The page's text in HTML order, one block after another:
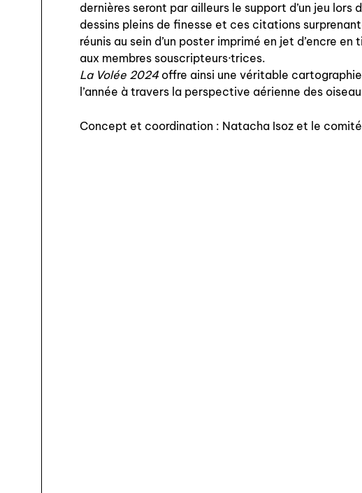
éditions d’artistes
publications
sonar/genève
portraits
engagement durable
dernières seront par ailleurs le support d’un jeu lors
dessins pleins de finesse et ces citations
réunis au sein d’un poster imprimé en jet d’encre
aux membres souscripteurs·trices.
La Volée 2024offre ainsi une véritable
l’année à travers la perspective aérienne des
Concept et coordination : Natacha Isoz et le